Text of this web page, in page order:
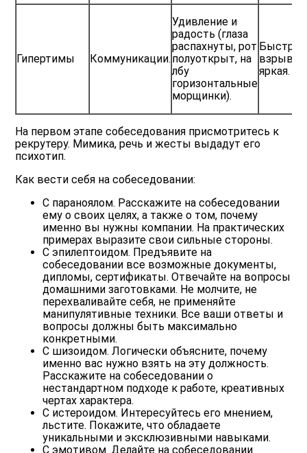
Гипертимы Коммуникации.
Удивление и
радость (глаза
распахнуты, рот
полуоткрыт, на
лбу
горизонтальные
морщинки).
Быстрая,
яркая.
На первом этапе собеседования присмотритесь к
рекрутеру. Мимика, речь и жесты выдадут его
психотип.
Как вести себя на собеседовании:
С параноялом. Расскажите на собеседовании
ему о своих целях, а также о том, почему
именно вы нужны компании. На практических
примерах выразите свои сильные стороны.
С эпилептоидом. Предъявите на
собеседовании все возможные документы,
дипломы, сертификаты. Отвечайте на вопросы
домашними заготовками. Не молчите, не
перехваливайте себя, не применяйте
манипулятивные техники. Все ваши ответы и
вопросы должны быть максимально
конкретными.
С шизоидом.Логически объясните, почему
именно вас нужно взять на эту должность.
Расскажите на собеседовании о
нестандартном подходе к работе, креативных
чертах характера.
С истероидом. Интересуйтесь его мнением,
льстите. Покажите, что обладаете
уникальными и эксклюзивными навыками.
С эмотивом. Делайте на собеседовании